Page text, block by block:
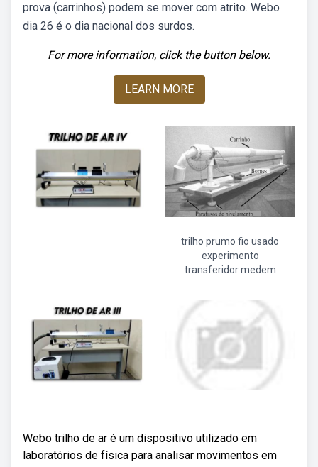
prova (carrinhos) podem se mover com atrito. Webo
dia 26 é o dia nacional dos surdos.
For more information, click the button below.
LEARN MORE
trilho prumo fio usado
experimento
transferidor medem
Webo trilho de ar é um dispositivo utilizado em
laboratórios de física para analisar movimentos em